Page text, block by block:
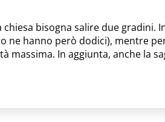
bisogna salire due gradini.
hanno però dodici), mentre
In aggiunta, anche la